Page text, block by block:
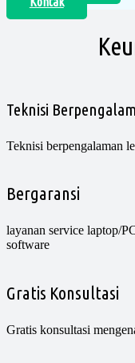
Teknisi
Teknisi berpengalaman
Bergaransi
layanan service laptop/
software
Gratis Konsultasi
Gratis konsultasi